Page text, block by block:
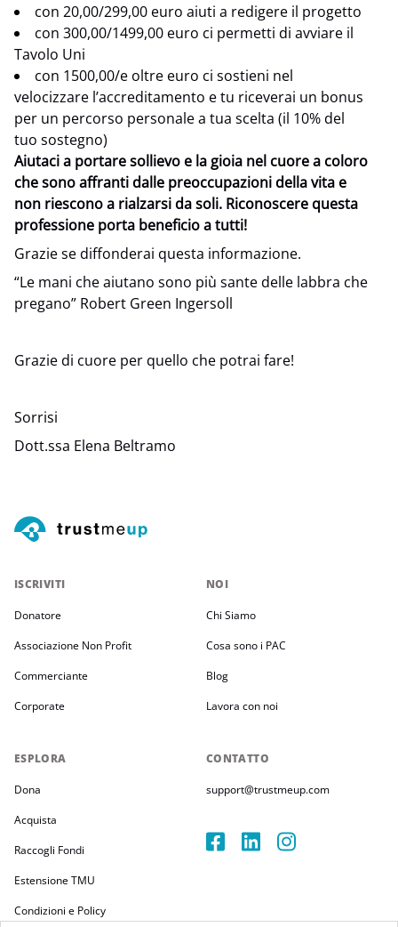
con 20,00/299,00 euro aiuti a redigere il progetto
con 300,00/1499,00 euro ci permetti di avviare il
Tavolo Uni
con 1500,00/e oltre euro ci sostieni nel
velocizzare l’accreditamento e tu riceverai un bonus
per un percorso personale a tua scelta (il 10% del
tuo sostegno)
Aiutaci a portare sollievo e la gioia nel cuore a coloro
che sono affranti dalle preoccupazioni della vita e
non riescono a rialzarsi da soli. Riconoscere questa
professione porta beneficio a tutti!
Grazie se diffonderai questa informazione.
“Le mani che aiutano sono più sante delle labbra che
pregano” Robert Green Ingersoll
Grazie di cuore per quello che potrai fare!
Sorrisi
Dott.ssa Elena Beltramo
ISCRIVITI
Donatore
Associazione Non Profit
Commerciante
Corporate
ESPLORA
Dona
Acquista
Raccogli Fondi
Estensione TMU
Condizioni e Policy
NOI
Chi Siamo
Cosa sono i PAC
Blog
Lavora con noi
CONTATTO
support@trustmeup.com